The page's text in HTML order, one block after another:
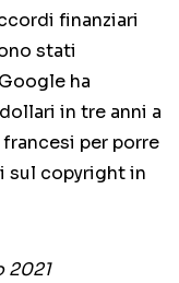
finanziari
stati
ha
in tre anni a
per porre
sul copyright in
2021